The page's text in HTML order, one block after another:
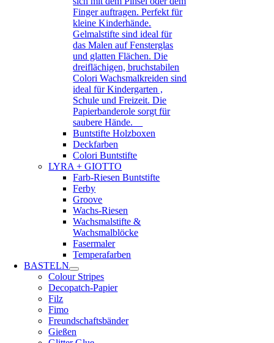
Finger auftragen. Perfekt für
kleine Kinderhände.
Gelmalstifte sind ideal für
das Malen auf Fensterglas
und glatten Flächen. Die
dreiflächigen, bruchstabilen
Colori Wachsmalkreiden sind
ideal für Kindergarten ,
Schule und Freizeit. Die
Papierbanderole sorgt für
saubere Hände.
Buntstifte Holzboxen
Deckfarben
Colori Buntstifte
LYRA + GIOTTO
Farb-Riesen Buntstifte
Ferby
Groove
Wachs-Riesen
Wachsmalstifte &
Wachsmalblöcke
Fasermaler
Temperafarben
BASTELN
Colour Stripes
Decopatch-Papier
Filz
Fimo
Freundschaftsbänder
Gießen